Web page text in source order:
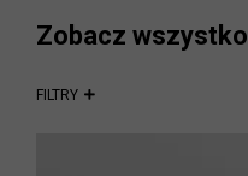
Zobacz wszystko
FILTRY